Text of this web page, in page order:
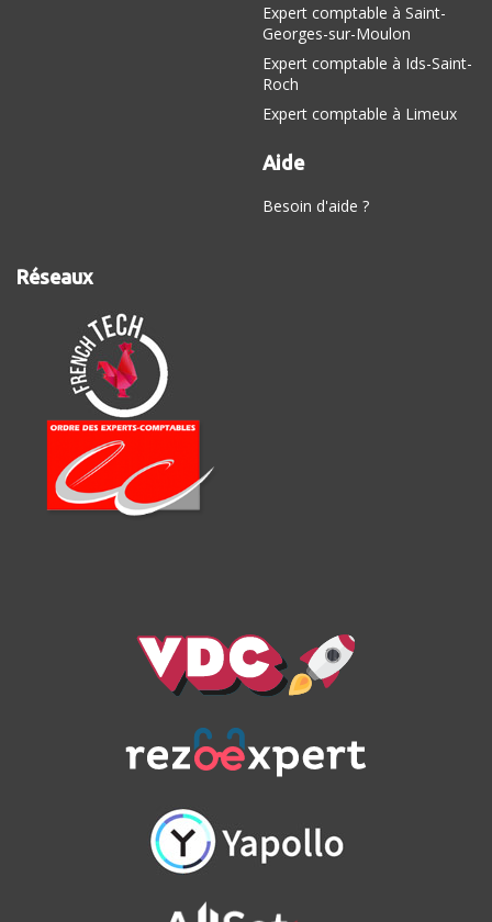
Expert comptable à Saint-
Georges-sur-Moulon
Expert comptable à Ids-Saint-
Roch
Expert comptable à Limeux
Aide
Besoin d'aide ?
Réseaux